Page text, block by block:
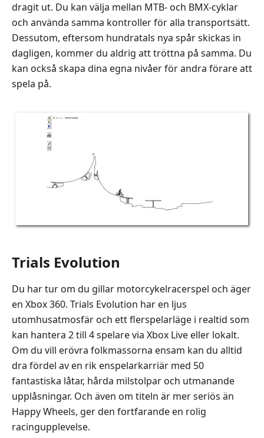
dragit ut. Du kan välja mellan MTB- och BMX-cyklar
och använda samma kontroller för alla transportsätt.
Dessutom, eftersom hundratals nya spår skickas in
dagligen, kommer du aldrig att tröttna på samma. Du
kan också skapa dina egna nivåer för andra förare att
spela på.
Trials Evolution
Du har tur om du gillar motorcykelracerspel och äger
en Xbox 360. Trials Evolution har en ljus
utomhusatmosfär och ett flerspelarläge i realtid som
kan hantera 2 till 4 spelare via Xbox Live eller lokalt.
Om du vill erövra folkmassorna ensam kan du alltid
dra fördel av en rik enspelarkarriär med 50
fantastiska låtar, hårda milstolpar och utmanande
upplåsningar. Och även om titeln är mer seriös än
Happy Wheels, ger den fortfarande en rolig
racingupplevelse.